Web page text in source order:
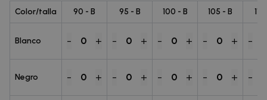
Color/talla 90 - B 95 - B 100 - B 105 - B
Blanco - 0 + - 0 + - 0 + - 0 + -
Negro - 0 + - 0 + - 0 + - 0 + -